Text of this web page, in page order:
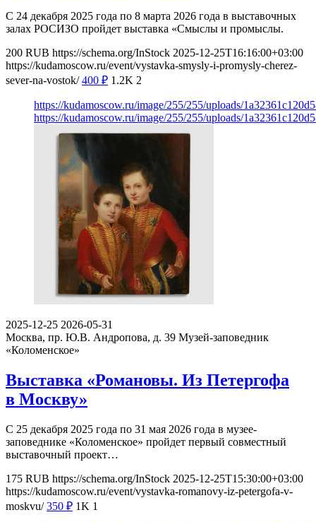
С 24 декабря 2025 года по 8 марта 2026 года в выставочных
залах РОСИЗО пройдет выставка «Смыслы и промыслы.
200 RUB https://schema.org/InStock 2025-12-25T16:16:00+03:00
https://kudamoscow.ru/event/vystavka-smysly-i-promysly-cherez-
sever-na-vostok/ 400 ₽ 1.2K 2
https://kudamoscow.ru/image/255/255/uploads/
https://kudamoscow.ru/image/255/255/uploads/
2025-12-25 2026-05-31
Москва, пр. Ю.В. Андропова, д. 39 Музей-заповедник
«Коломенское»
Выставка «Романовы. Из Петергофа
в Москву»
С 25 декабря 2025 года по 31 мая 2026 года в музее-
заповеднике «Коломенское» пройдет первый совместный
выставочный проект…
175 RUB https://schema.org/InStock 2025-12-25T15:30:00+03:00
https://kudamoscow.ru/event/vystavka-romanovy-iz-petergofa-v-
moskvu/ 350 ₽ 1K 1